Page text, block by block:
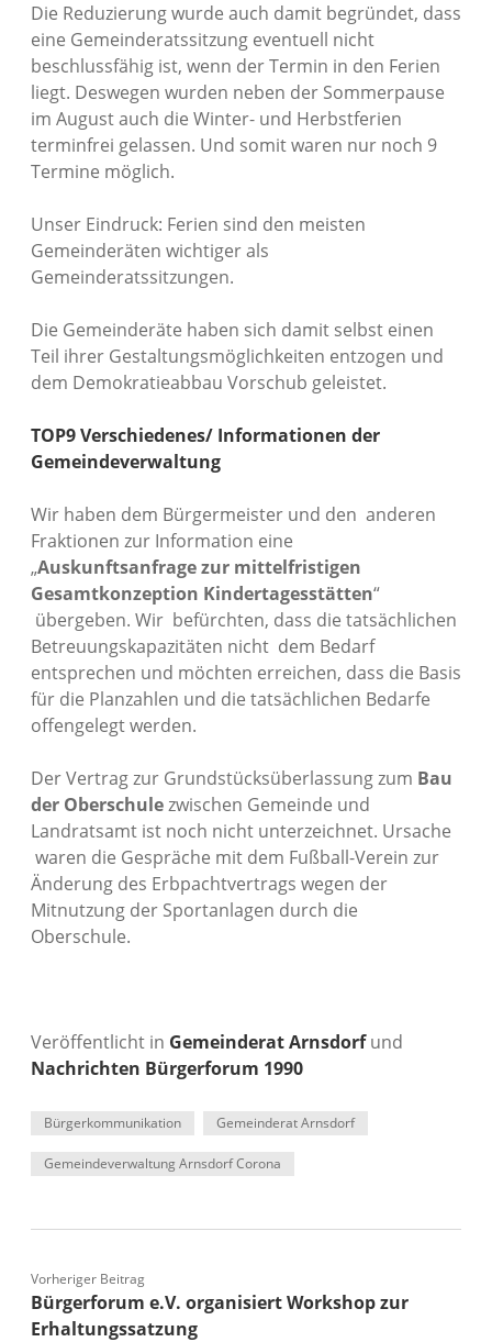
Die Reduzierung wurde auch damit begründet, dass
eine Gemeinderatssitzung eventuell nicht
beschlussfähig ist, wenn der Termin in den Ferien
liegt. Deswegen wurden neben der Sommerpause
im August auch die Winter- und Herbstferien
terminfrei gelassen. Und somit waren nur noch 9
Termine möglich.
Unser Eindruck: Ferien sind den meisten
Gemeinderäten wichtiger als
Gemeinderatssitzungen.
Die Gemeinderäte haben sich damit selbst einen
Teil ihrer Gestaltungsmöglichkeiten entzogen und
dem Demokratieabbau Vorschub geleistet.
TOP9 Verschiedenes/ Informationen der
Gemeindeverwaltung
Wir haben dem Bürgermeister und den anderen
Fraktionen zur Information eine
„Auskunftsanfrage zur mittelfristigen
Gesamtkonzeption Kindertagesstätten“
übergeben. Wir befürchten, dass die tatsächlichen
Betreuungskapazitäten nicht dem Bedarf
entsprechen und möchten erreichen, dass die Basis
für die Planzahlen und die tatsächlichen Bedarfe
offengelegt werden.
Der Vertrag zur Grundstücksüberlassung zum Bau
der Oberschulezwischen Gemeinde und
Landratsamt ist noch nicht unterzeichnet. Ursache
waren die Gespräche mit dem Fußball-Verein zur
Änderung des Erbpachtvertrags wegen der
Mitnutzung der Sportanlagen durch die
Oberschule.
Veröffentlicht in Gemeinderat Arnsdorfund
Nachrichten Bürgerforum 1990
Bürgerkommunikation Gemeinderat Arnsdorf
Gemeindeverwaltung Arnsdorf Corona
Vorheriger Beitrag
Bürgerforum e.V. organisiert Workshop zur
Erhaltungssatzung